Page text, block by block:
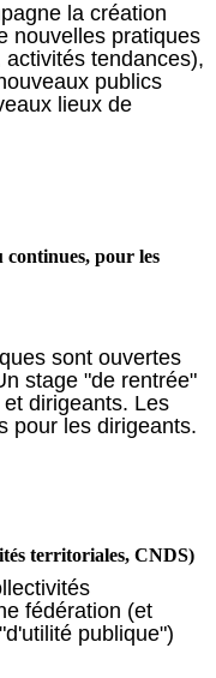
la création
nouvelles pratiques
tendances),
publics
lieux de
continues, pour les
sont ouvertes
stage "de rentrée"
dirigeants. Les
pour les dirigeants.
territoriales, CNDS)
fédération (et
publique")